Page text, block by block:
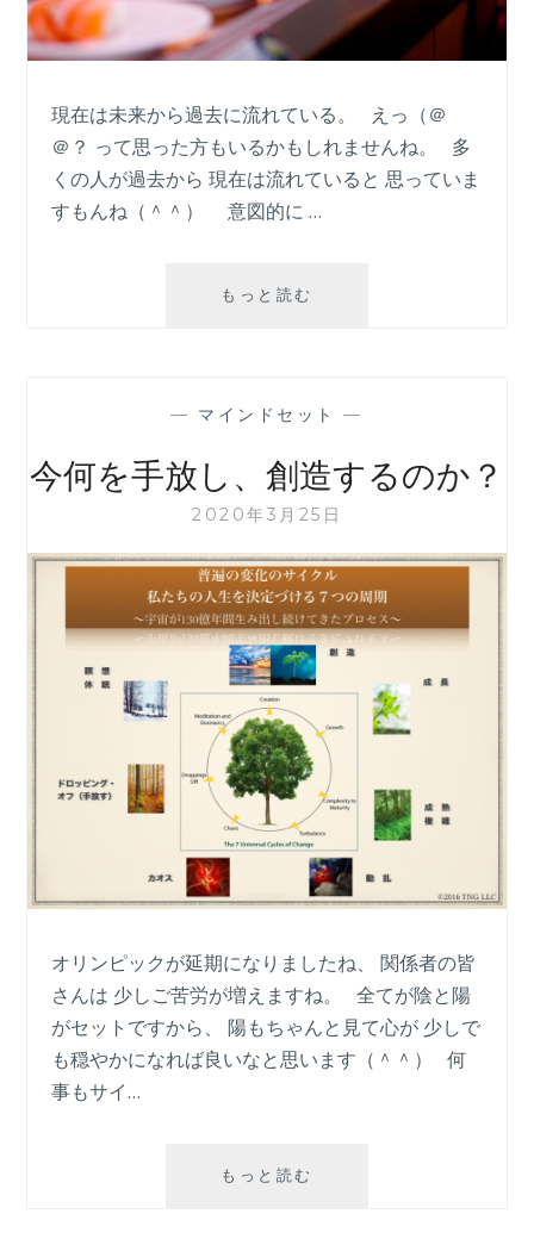
現在は未来から過去に流れている。 えっ（＠
＠？ って思った方もいるかもしれませんね。 多
くの人が過去から 現在は流れていると 思っていま
すもんね（＾＾） 意図的に …
もっと読む
叶
方
— マインドセット —
今何を手放し、創造するのか？
2020年3月25日
オリンピックが延期になりましたね、 関係者の皆
さんは 少しご苦労が増えますね。 全てが陰と陽
がセットですから、 陽もちゃんと見て心が 少しで
も穏やかになれば良いなと思います（＾＾） 何
事もサイ…
もっと読む